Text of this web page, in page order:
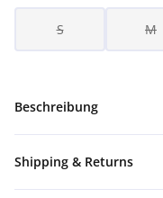
S M
Beschreibung
Shipping & Returns